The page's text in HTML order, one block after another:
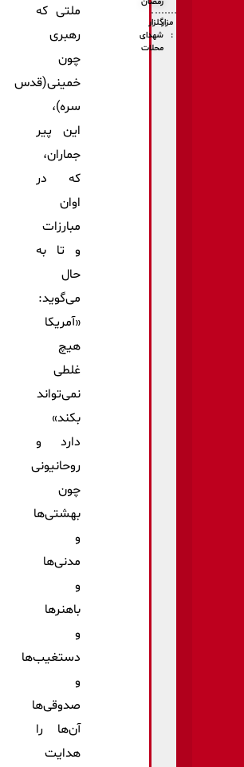
مزار
:
گلزار
شهدای
محلات
ملتی که
رهبری
چون
خمینی(قدس
سره)،
این پیر
جماران،
که در
اوان
مبارزات
و تا به
حال
می‌گوید:
«آمریکا
هیچ
غلطی
نمی‌تواند
بکند»
دارد و
روحانیونی
چون
بهشتی‌ها
و
مدنی‌ها
و
باهنرها
و
دستغیب‌ها
و
صدوقی‌ها
آن‌ها را
هدایت